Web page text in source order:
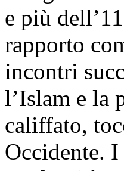
e più
rapporto
incontri
l’Islam e la
califfato,
Occidente.